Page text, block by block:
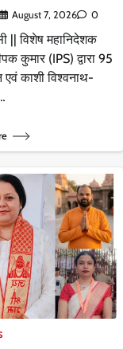
August 7, 2026 0
|| विशेष महानिदेशक
कुमार (IPS) द्वारा 95
एवं काशी विश्वनाथ-